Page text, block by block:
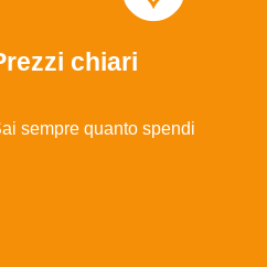
chiari
sempre quanto spendi